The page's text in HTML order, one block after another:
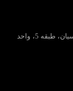
اصفهان، خیابان چهارباغ بالا، مجتمع اداری پارسیان، طبقه 5، واحد